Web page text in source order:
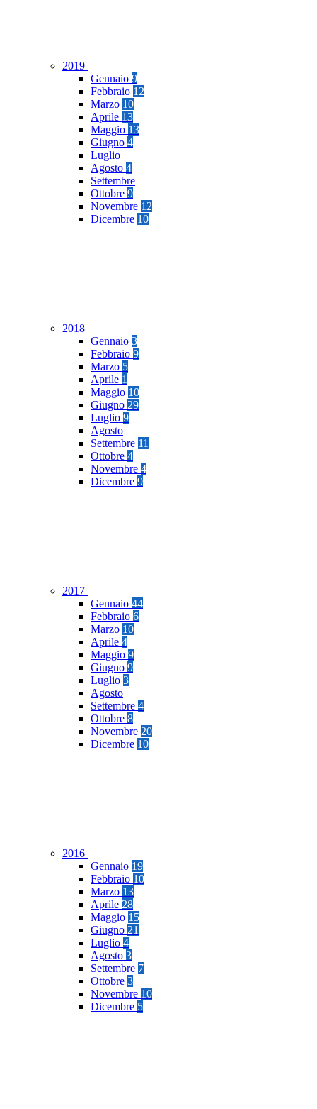
2019
Gennaio 9
Febbraio 12
Marzo 10
Aprile 13
Maggio 13
Giugno 4
Luglio
Agosto 4
Settembre
Ottobre 9
Novembre 12
Dicembre 10
2018
Gennaio 3
Febbraio 9
Marzo 5
Aprile 1
Maggio 10
Giugno 29
Luglio 9
Agosto
Settembre 11
Ottobre 4
Novembre 4
Dicembre 9
2017
Gennaio 44
Febbraio 6
Marzo 10
Aprile 4
Maggio 9
Giugno 9
Luglio 3
Agosto
Settembre 4
Ottobre 8
Novembre 20
Dicembre 10
2016
Gennaio 19
Febbraio 10
Marzo 13
Aprile 28
Maggio 15
Giugno 21
Luglio 4
Agosto 3
Settembre 7
Ottobre 3
Novembre 10
Dicembre 5